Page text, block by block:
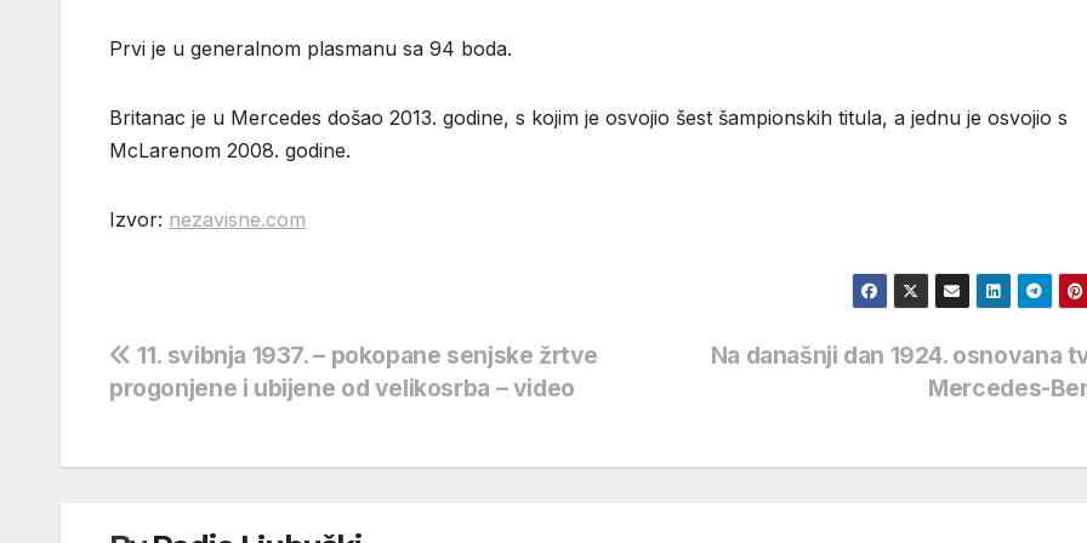
Prvi je u generalnom plasmanu sa 94 boda.
Britanac je u Mercedes došao 2013. godine, s kojim je osvojio šest šampionskih titula, a jednu je osvojio s
McLarenom 2008. godine.
Izvor: nezavisne.com
Navigacija
objava
Na današnji dan 1924. osnovana
Mercedes-
11. svibnja 1937. – pokopane senjske žrtve
progonjene i ubijene od velikosrba – video